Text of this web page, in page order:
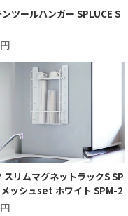
ツールハンガー SPLUCE S
スリムマグネットラックS SP
メッシュset ホワイト SPM-2